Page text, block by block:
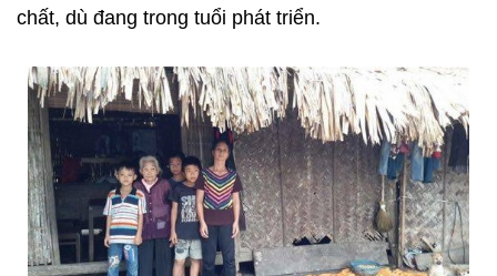
chất, dù đang trong tuổi phát triển.